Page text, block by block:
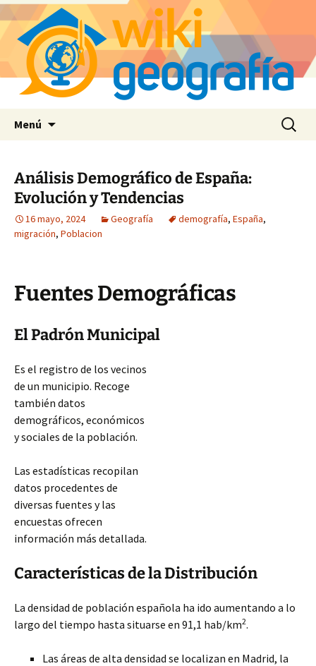
Menú Buscar:
Análisis Demográfico de España:
Evolución y Tendencias
16 mayo, 2024 Geografía demografía, España,
migración, Poblacion
Fuentes Demográficas
El Padrón Municipal
Es el registro de los vecinos
de un municipio. Recoge
también datos
demográficos, económicos
y sociales de la población.
Las estadísticas recopilan
datos procedentes de
diversas fuentes y las
encuestas ofrecen
información más detallada.
Características de la Distribución
La densidad de población española ha ido aumentando a lo
largo del tiempo hasta situarse en 91,1 hab/km2.
Las áreas de alta densidad se localizan en Madrid, la